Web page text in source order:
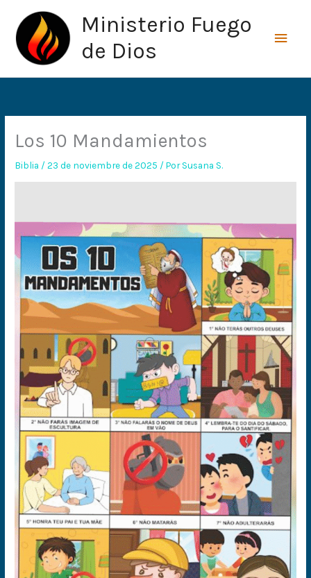
contenido
Ministerio Fuego
de Dios
Los 10 Mandamientos
Biblia /23 de noviembre de 2025 / PorSusana S.